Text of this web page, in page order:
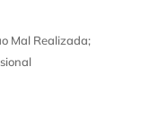
Mal Realizada;